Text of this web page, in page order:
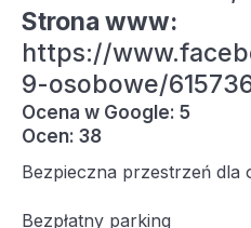
Strona www:
https://
9-osobowe/
Ocena w Google: 5
Ocen: 38
Bezpieczna przestrzeń dla
Bezpłatny parking